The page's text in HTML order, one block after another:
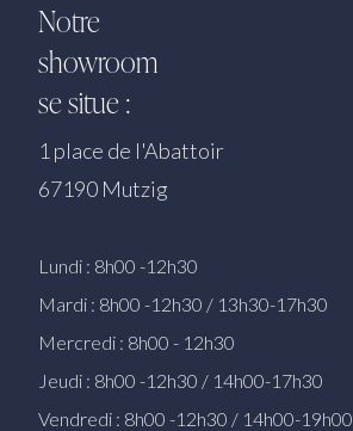
Notre
showroom
se situe :
1 place de l'Abattoir
67190 Mutzig
Lundi : 8h00 -12h30
Mardi : 8h00 -12h30 / 13h30-17h30
Mercredi : 8h00 - 12h30
Jeudi : 8h00 -12h30 / 14h00-17h30
Vendredi : 8h00 -12h30 / 14h00-19h00